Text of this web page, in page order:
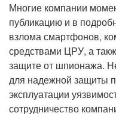
Многие компании
публикацию и в
взлома смартфонов,
средствами ЦРУ, а
защите от шпионажа.
для надежной защиты
эксплуатации
сотрудничество